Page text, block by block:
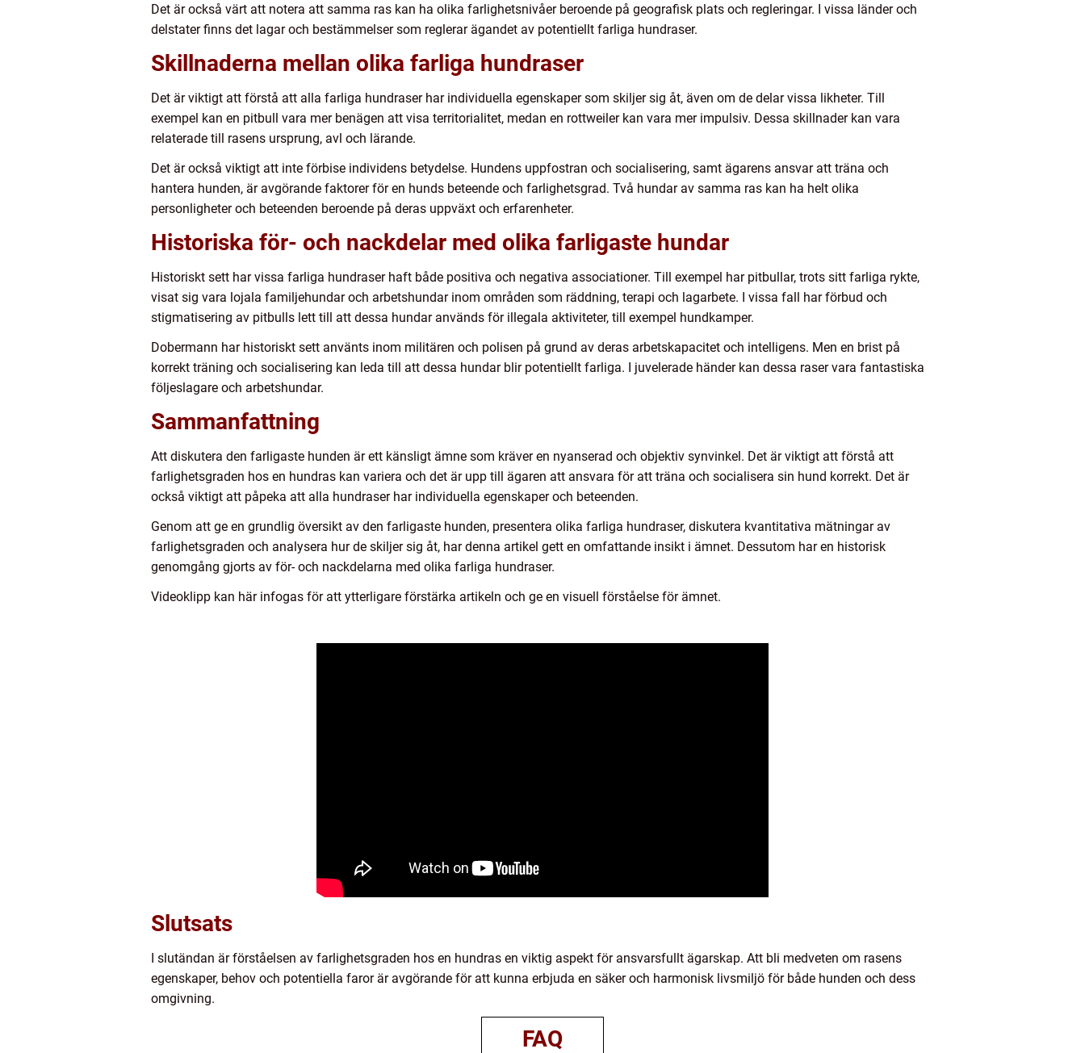
Det är också värt att notera att samma ras kan ha olika farlighetsnivåer beroende på geografisk plats och regleringar. I vissa länder och
delstater finns det lagar och bestämmelser som reglerar ägandet av potentiellt farliga hundraser.
Skillnaderna mellan olika farliga hundraser
Det är viktigt att förstå att alla farliga hundraser har individuella egenskaper som skiljer sig åt, även om de delar vissa likheter. Till
exempel kan en pitbull vara mer benägen att visa territorialitet, medan en rottweiler kan vara mer impulsiv. Dessa skillnader kan vara
relaterade till rasens ursprung, avl och lärande.
Det är också viktigt att inte förbise individens betydelse. Hundens uppfostran och socialisering, samt ägarens ansvar att träna och
hantera hunden, är avgörande faktorer för en hunds beteende och farlighetsgrad. Två hundar av samma ras kan ha helt olika
personligheter och beteenden beroende på deras uppväxt och erfarenheter.
Historiska för- och nackdelar med olika farligaste hundar
Historiskt sett har vissa farliga hundraser haft både positiva och negativa associationer. Till exempel har pitbullar, trots sitt farliga rykte,
visat sig vara lojala familjehundar och arbetshundar inom områden som räddning, terapi och lagarbete. I vissa fall har förbud och
stigmatisering av pitbulls lett till att dessa hundar används för illegala aktiviteter, till exempel hundkamper.
Dobermann har historiskt sett använts inom militären och polisen på grund av deras arbetskapacitet och intelligens. Men en brist på
korrekt träning och socialisering kan leda till att dessa hundar blir potentiellt farliga. I juvelerade händer kan dessa raser vara fantastiska
följeslagare och arbetshundar.
Sammanfattning
Att diskutera den farligaste hunden är ett känsligt ämne som kräver en nyanserad och objektiv synvinkel. Det är viktigt att förstå att
farlighetsgraden hos en hundras kan variera och det är upp till ägaren att ansvara för att träna och socialisera sin hund korrekt. Det är
också viktigt att påpeka att alla hundraser har individuella egenskaper och beteenden.
Genom att ge en grundlig översikt av den farligaste hunden, presentera olika farliga hundraser, diskutera kvantitativa mätningar av
farlighetsgraden och analysera hur de skiljer sig åt, har denna artikel gett en omfattande insikt i ämnet. Dessutom har en historisk
genomgång gjorts av för- och nackdelarna med olika farliga hundraser.
Videoklipp kan här infogas för att ytterligare förstärka artikeln och ge en visuell förståelse för ämnet.
Slutsats
I slutändan är förståelsen av farlighetsgraden hos en hundras en viktig aspekt för ansvarsfullt ägarskap. Att bli medveten om rasens
egenskaper, behov och potentiella faror är avgörande för att kunna erbjuda en säker och harmonisk livsmiljö för både hunden och dess
omgivning.
FAQ